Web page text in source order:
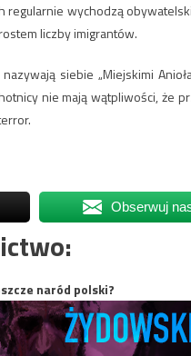
wychodzą
liczby imigrantów.
siebie „Miejskimi
nie mają wątpliwości, że
Obserwuj
naród polski?